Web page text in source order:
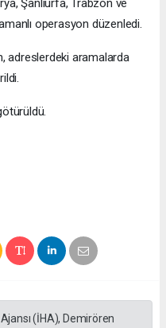
Şanlıurfa, Trabzon ve
operasyon düzenledi.
adreslerdeki aramalarda
(İHA), Demirören